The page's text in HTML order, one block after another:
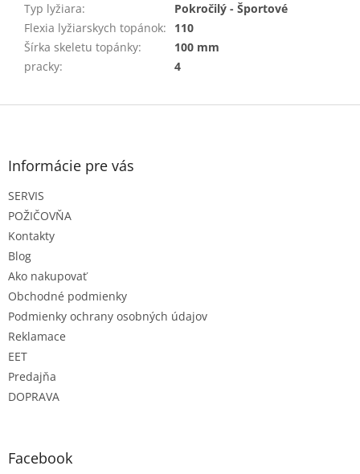
Typ lyžiara:
Pokročilý - Športové
Flexia lyžiarskych topánok:
110
Šírka skeletu topánky:
100 mm
pracky: 4
Z
Informácie pre vás
SERVIS
POŽIČOVŇA
Kontakty
Blog
Ako nakupovať
Obchodné podmienky
Podmienky ochrany osobných údajov
Reklamace
EET
Predajňa
DOPRAVA
Facebook